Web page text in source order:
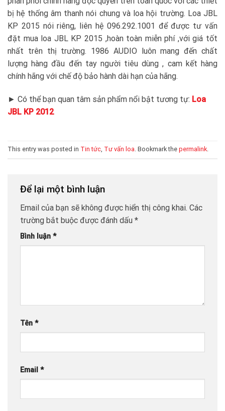
bị hệ thống âm thanh nói chung và loa hội trường. Loa JBL
KP 2015 nói riêng, liên hệ 096.292.1001 để được tư vấn
đặt mua loa JBL KP 2015 ,hoàn toàn miễn phí ,với giá tốt
nhất trên thị trường. 1986 AUDIO luôn mang đến chất
lượng hàng đầu đến tay người tiêu dùng , cam kết hàng
chính hãng với chế độ bảo hành dài hạn của hãng.
► Có thể bạn quan tâm sản phẩm nổi bật tương tự: Loa
JBL KP 2012
This entry was posted in Tin tức, Tư vấn loa. Bookmark the permalink.
Để lại một bình luận
Email của bạn sẽ không được hiển thị công khai. Các
trường bắt buộc được đánh dấu *
Bình luận *
Tên *
Email *